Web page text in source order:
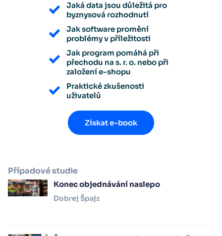
Jaká data jsou důležitá pro
byznysová rozhodnutí
Jak software promění
problémy v příležitosti
Jak program pomáhá při
přechodu na s. r. o. nebo při
založení e-shopu
Praktické zkušenosti
uživatelů
Získat e-book
Případové studie
Konec objednávání naslepo
Dobrej Špajz